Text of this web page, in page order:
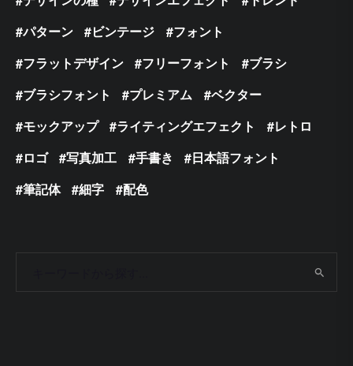
パターン
ビンテージ
フォント
フラットデザイン
フリーフォント
ブラシ
ブラシフォント
プレミアム
ベクター
モックアップ
ライティングエフェクト
レトロ
ロゴ
写真加工 手書き
日本語フォント
筆記体
細字 配色